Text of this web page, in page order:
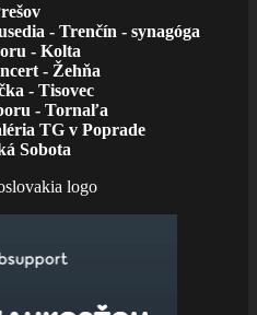
- Trenčín - synagóga
- Kolta
- Žehňa
- Tisovec
- Tornaľa
TG v Poprade
Sobota